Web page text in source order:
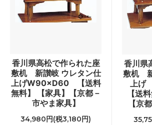
香川県高松で作られた座
敷机 新讃岐 ウレタン仕
上げW90×D60 【送料
無料】 【家具】【京都－
市やま家具】
34,980円(税3,180円)
香川県
敷机
上
【送
【京